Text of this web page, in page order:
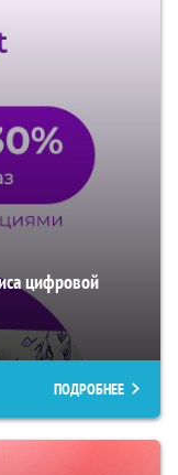
цифровой
ПОДРОБНЕЕ